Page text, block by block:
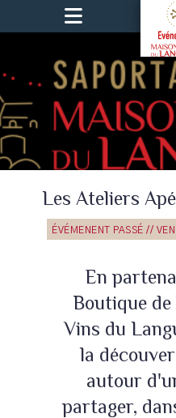
Les Ateliers
ÉVÉMENENT PASSÉ //
En
Boutique
Vins du
la
autour
partager,